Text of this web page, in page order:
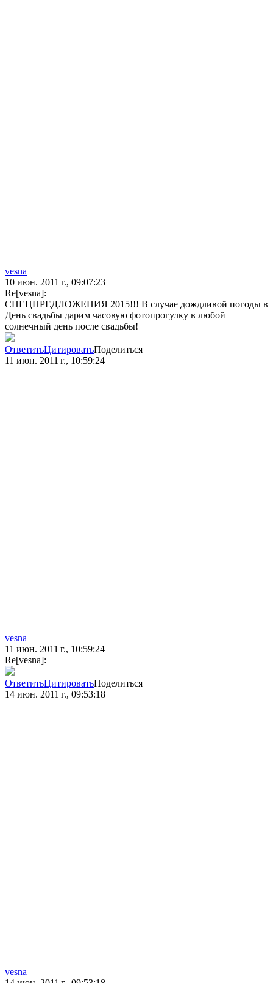
vesna
10 июн. 2011 г., 09:07:23
Re[vesna]:
СПЕЦПРЕДЛОЖЕНИЯ 2015!!! В случае дождливой погоды в
День свадьбы дарим часовую фотопрогулку в любой
солнечный день после свадьбы!
ОтветитьЦитироватьПоделиться
11 июн. 2011 г., 10:59:24
vesna
11 июн. 2011 г., 10:59:24
Re[vesna]:
ОтветитьЦитироватьПоделиться
14 июн. 2011 г., 09:53:18
vesna